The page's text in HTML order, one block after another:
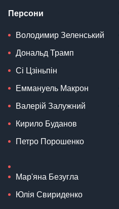
Персони
Володимир Зеленський
Дональд Трамп
Сі Цзіньпін
Еммануель Макрон
Валерій Залужний
Кирило Буданов
Петро Порошенко
Мар'яна Безугла
Юлія Свириденко